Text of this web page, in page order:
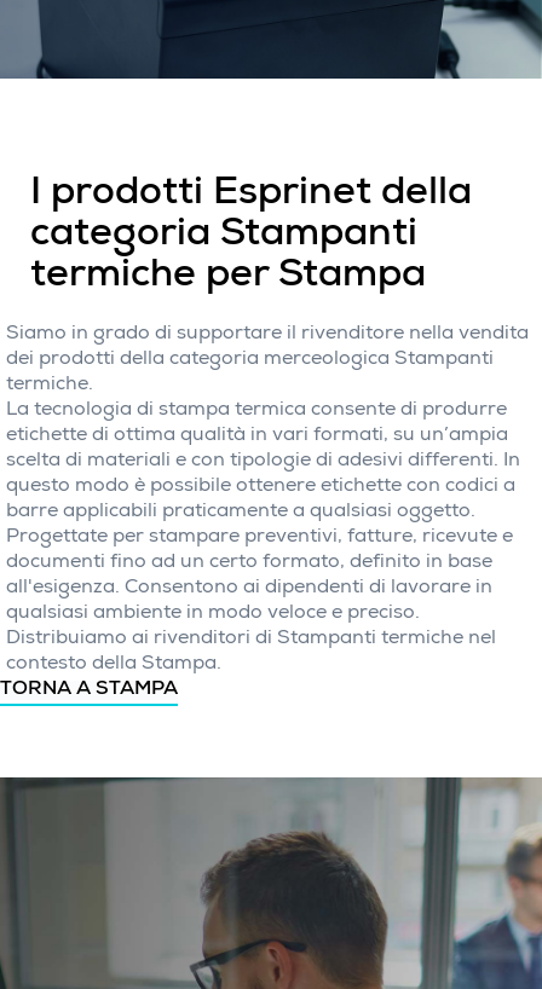
I prodotti Esprinet della
categoria Stampanti
termiche per Stampa
Siamo in grado di supportare il rivenditore nella vendita
dei prodotti della categoria merceologica Stampanti
termiche.
La tecnologia di stampa termica consente di produrre
etichette di ottima qualità in vari formati, su un’ampia
scelta di materiali e con tipologie di adesivi differenti. In
questo modo è possibile ottenere etichette con codici a
barre applicabili praticamente a qualsiasi oggetto.
Progettate per stampare preventivi, fatture, ricevute e
documenti fino ad un certo formato, definito in base
all'esigenza. Consentono ai dipendenti di lavorare in
qualsiasi ambiente in modo veloce e preciso.
Distribuiamo ai rivenditori di Stampanti termiche nel
contesto della Stampa.
TORNA A STAMPA